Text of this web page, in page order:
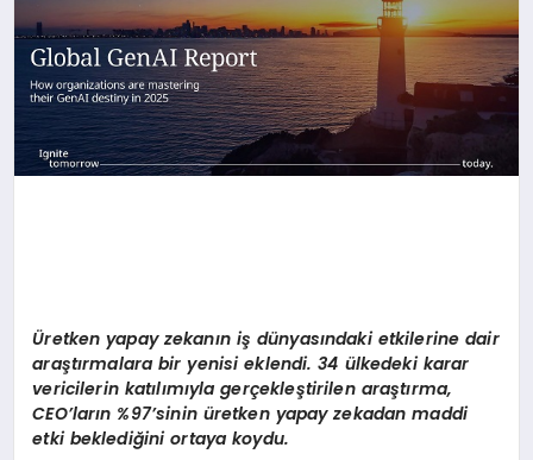
Üretken yapay zekanın iş dünyasındaki etkilerine dair
araştırmalara bir yenisi eklendi. 34 ülkedeki karar
vericilerin katılımıyla gerçekleştirilen araştırma,
CEO’ların %97’sinin üretken yapay zekadan maddi
etki beklediğini ortaya koydu.